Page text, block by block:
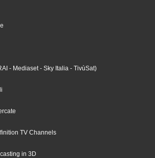
- Mediaset- Sky Italia - TivùSat)
TV Channels
in 3D